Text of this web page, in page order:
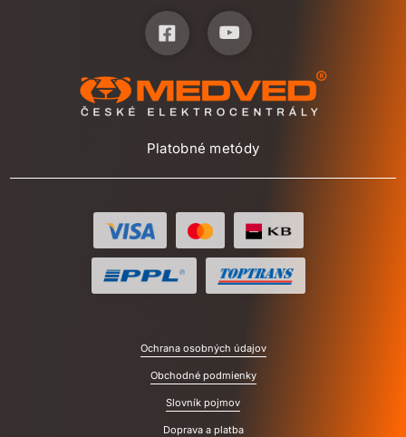
Platobné metódy
Ochrana osobných údajov
Obchodné podmienky
Slovník pojmov
Doprava a platba